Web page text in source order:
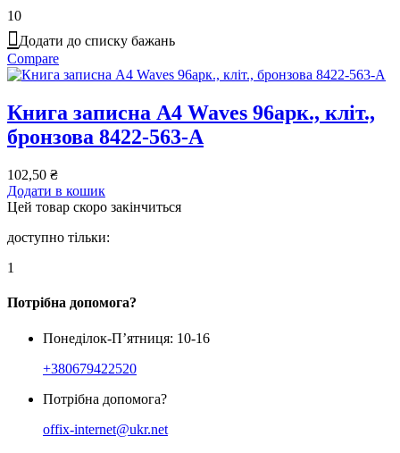
10
Додати до списку бажань
Compare
Книга записна А4 Waves 96арк., кліт.,
бронзова 8422-563-A
102,50 ₴
Додати в кошик
Цей товар скоро закінчиться
доступно тільки:
1
Потрібна допомога?
Понеділок-П’ятниця: 10-16
+380679422520
Потрібна допомога?
offix-internet@ukr.net